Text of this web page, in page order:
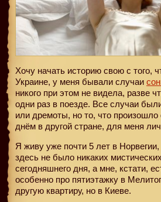
Хочу начать историю свою с того,
Украине, у меня бывали случаи
никого при этом не видела, разве
одни раз в поезде. Все случаи
или дремоты, но то, что произошло
днём в другой стране, для меня
Я живу уже почти 5 лет в
здесь не было никаких
сегодняшнего дня, а мне, кстати,
особенно про пятиэтажку в
другую квартиру, но в Киеве.